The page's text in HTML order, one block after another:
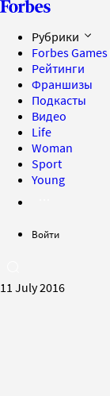
Рубрики
Forbes Games
Рейтинги
Франшизы
Подкасты
Видео
Life
Woman
Sport
Young
Войти
11 July 2016